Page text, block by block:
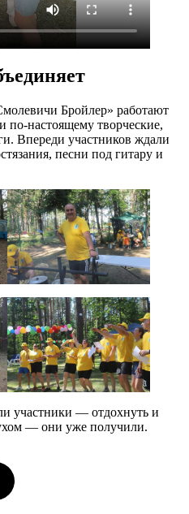
Бройлер» работают
по-настоящему творческие,
Впереди участников ждали
песни под гитару и
участники — отдохнуть и
— они уже получили.